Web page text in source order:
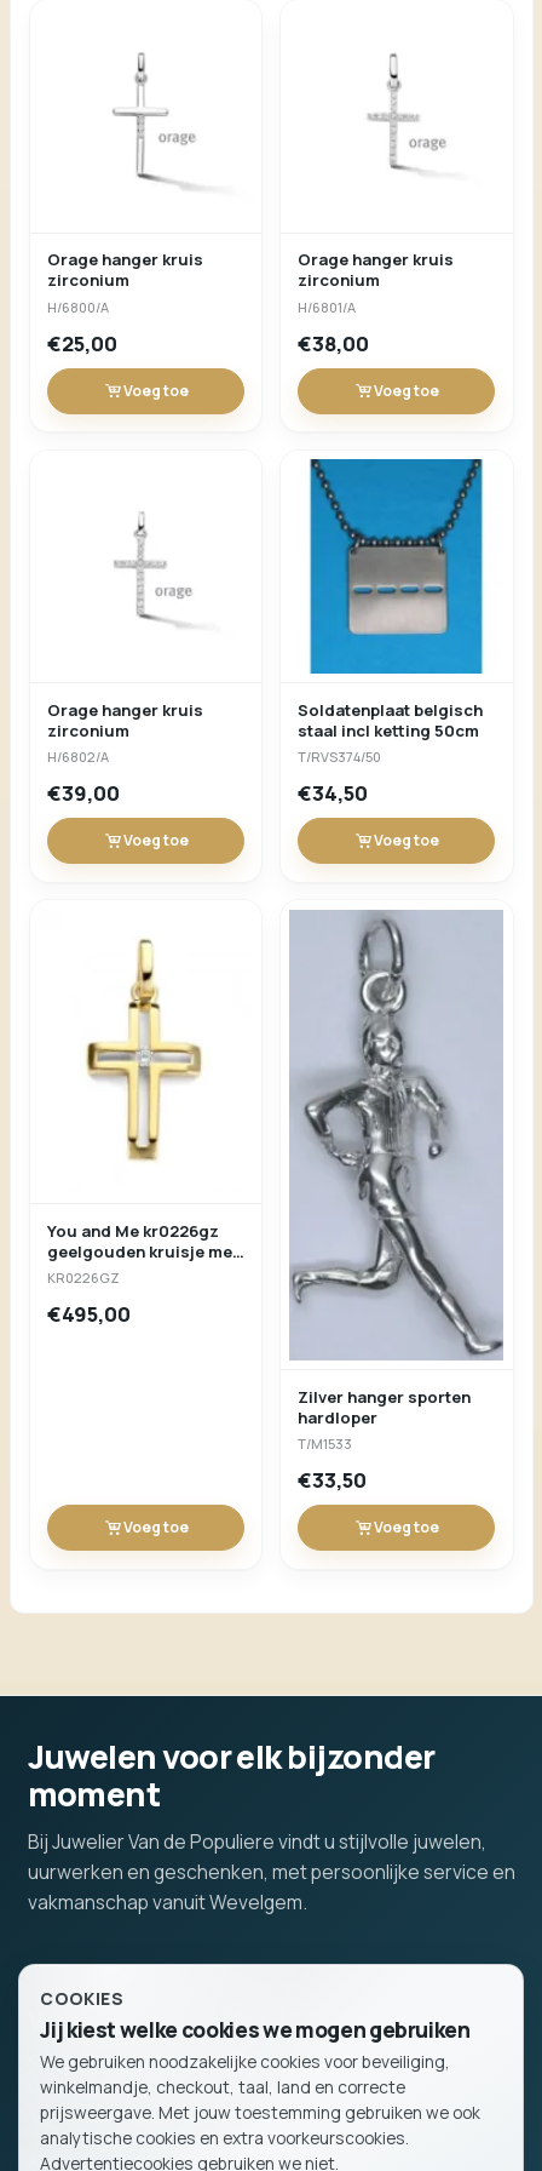
Orage hanger kruis
zirconium
H/6800/A
€25,00
Voeg toe
Orage hanger kruis
zirconium
H/6801/A
€38,00
Voeg toe
Orage hanger kruis
zirconium
H/6802/A
€39,00
Voeg toe
Soldatenplaat belgisch
staal incl ketting 50cm
T/RVS374/50
€34,50
Voeg toe
You and Me kr0226gz
geelgouden kruisje met
zirconium 19x12mm
KR0226GZ
€495,00
Voeg toe
Zilver hanger sporten
hardloper
T/M1533
€33,50
Voeg toe
Juwelen voor elk bijzonder
moment
Bij Juwelier Van de Populiere vindt u stijlvolle juwelen,
uurwerken en geschenken, met persoonlijke service en
vakmanschap vanuit Wevelgem.
Winkel
OPENINGSUREN
Mo 14:00
Tu-Sa 9:00-18:00
ADRES
COOKIES
Jij kiest welke cookies we mogen gebruiken
We gebruiken noodzakelijke cookies voor beveiliging,
winkelmandje, checkout, taal, land en correcte
prijsweergave. Met jouw toestemming gebruiken we ook
analytische cookies en extra voorkeurscookies.
Advertentiecookies gebruiken we niet.
BESTELLING
Winkelmand